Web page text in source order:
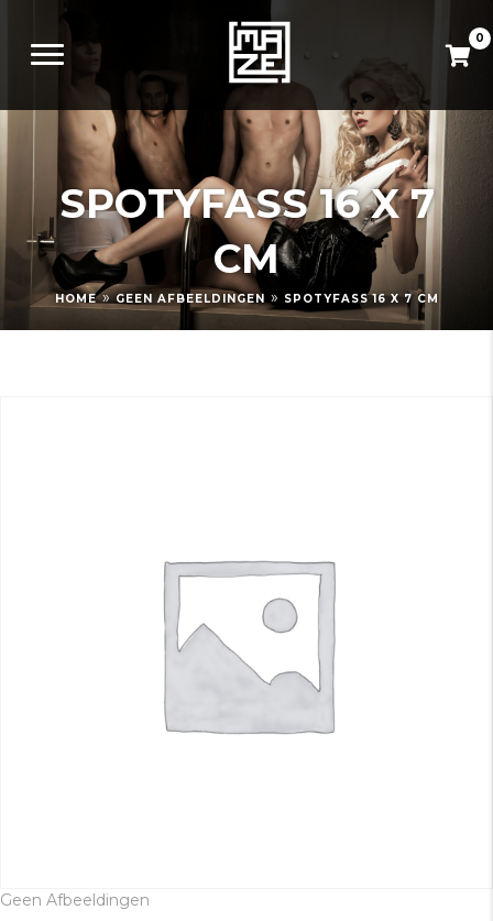
0
SPOTYFASS 16 X 7
CM
HOME » GEEN AFBEELDINGEN » SPOTYFASS 16 X 7 CM
Geen Afbeeldingen